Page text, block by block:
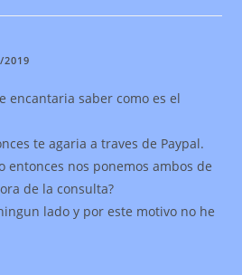
2019
encantaria saber como es el
te agaria a traves de Paypal.
entonces nos ponemos ambos de
de la consulta?
lado y por este motivo no he